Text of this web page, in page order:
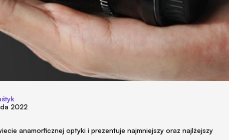
2022
anamorficznej optyki i prezentuje najmniejszy oraz najlżejszy